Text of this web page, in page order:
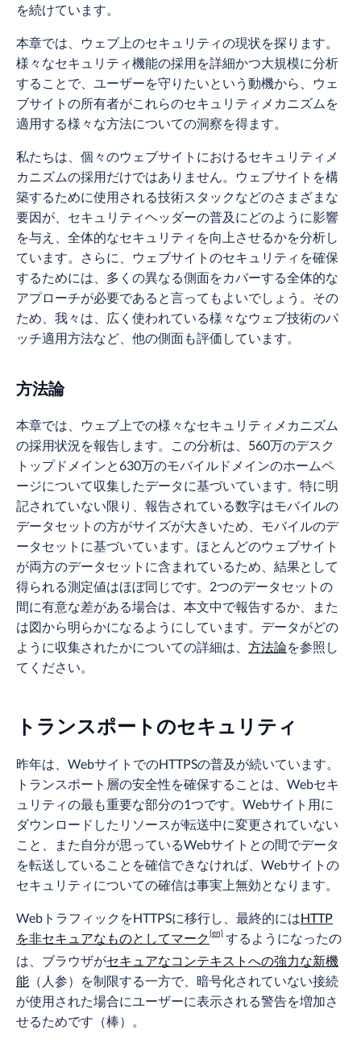
を続けています。
本章では、ウェブ上のセキュリティの現状を探ります。
様々なセキュリティ機能の採用を詳細かつ大規模に分析
することで、ユーザーを守りたいという動機から、ウェ
ブサイトの所有者がこれらのセキュリティメカニズムを
適用する様々な方法についての洞察を得ます。
私たちは、個々のウェブサイトにおけるセキュリティメ
カニズムの採用だけではありません。ウェブサイトを構
築するために使用される技術スタックなどのさまざまな
要因が、セキュリティヘッダーの普及にどのように影響
を与え、全体的なセキュリティを向上させるかを分析し
ています。さらに、ウェブサイトのセキュリティを確保
するためには、多くの異なる側面をカバーする全体的な
アプローチが必要であると言ってもよいでしょう。その
ため、我々は、広く使われている様々なウェブ技術のパ
ッチ適用方法など、他の側面も評価しています。
方法論
本章では、ウェブ上での様々なセキュリティメカニズム
の採用状況を報告します。この分析は、560万のデスク
トップドメインと630万のモバイルドメインのホームペ
ージについて収集したデータに基づいています。特に明
記されていない限り、報告されている数字はモバイルの
データセットの方がサイズが大きいため、モバイルのデ
ータセットに基づいています。ほとんどのウェブサイト
が両方のデータセットに含まれているため、結果として
得られる測定値はほぼ同じです。2つのデータセットの
間に有意な差がある場合は、本文中で報告するか、また
は図から明らかになるようにしています。データがどの
ように収集されたかについての詳細は、 方法論を参照し
てください。
トランスポートのセキュリティ
昨年は、WebサイトでのHTTPSの普及が続いています。
トランスポート層の安全性を確保することは、Webセキ
ュリティの最も重要な部分の1つです。Webサイト用に
ダウンロードしたリソースが転送中に変更されていない
こと、また自分が思っているWebサイトとの間でデータ
を転送していることを確信できなければ、Webサイトの
セキュリティについての確信は事実上無効となります。
WebトラフィックをHTTPSに移行し、最終的にはHTTP
を非セキュアなものとしてマーク
するようになったの
は、ブラウザがセキュアなコンテキストへの強力な新機
能 （人参）を制限する一方で、暗号化されていない接続
が使用された場合にユーザーに表示される警告を増加さ
せるためです（棒）。